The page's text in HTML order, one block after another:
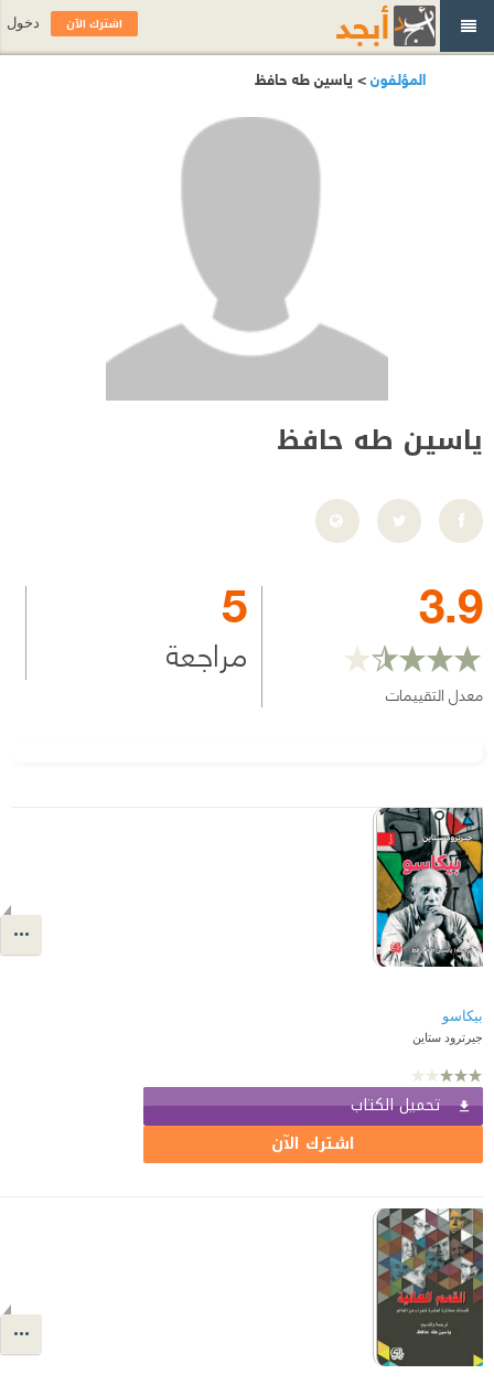
المؤلفون> ياسين طه حافظ
ياسين طه حافظ
3.9
معدل التقييمات
5
مراجعة
بيكاسو
جيرترود ستاين
تحميل الكتاب
اشترك الآن
اشترك الآن دخول